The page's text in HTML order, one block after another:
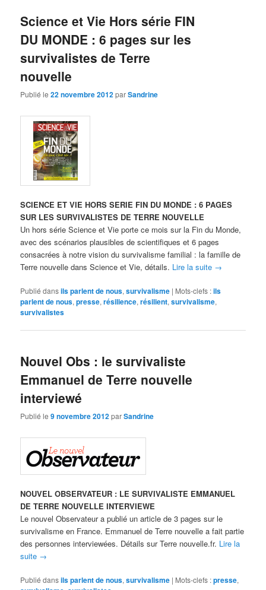
Science et Vie Hors série FIN
DU MONDE : 6 pages sur les
survivalistes de Terre
nouvelle
Publié le22 novembre 2012parSandrine
SCIENCE ET VIE HORS SERIE FIN DU MONDE : 6 PAGES
SUR LES SURVIVALISTES DE TERRE NOUVELLE
Un hors série Science et Vie porte ce mois sur la Fin du Monde,
avec des scénarios plausibles de scientifiques et 6 pages
consacrées à notre vision du survivalisme familial : la famille de
Terre nouvelle dans Science et Vie, détails. Lire la suite →
Publié dansils parlent de nous,survivalisme | Mots-clefs :ils
parlent de nous,presse,résilience,résilient,survivalisme,
survivalistes
Nouvel Obs : le survivaliste
Emmanuel de Terre nouvelle
interviewé
Publié le9 novembre 2012parSandrine
NOUVEL OBSERVATEUR : LE SURVIVALISTE EMMANUEL
DE TERRE NOUVELLE INTERVIEWE
Le nouvel Observateur a publié un article de 3 pages sur le
survivalisme en France. Emmanuel de Terre nouvelle a fait partie
des personnes interviewées. Détails sur Terre nouvelle.fr. Lire la
suite →
Publié dansils parlent de nous,survivalisme | Mots-clefs :presse,